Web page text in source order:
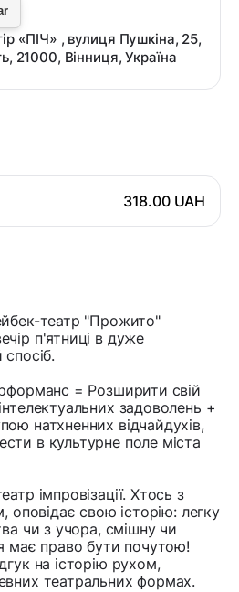
318.00 UAH
театр "Прожито"
п'ятниці в дуже
= Розширити свій
задоволень +
натхненних відчайдухів,
в культурне поле міста
імпровізації. Хтось з
оповідає свою історію: легку
чи з учора, смішну чи
має право бути почутою!
на історію рухом,
театральних формах.
«ПІЧ» , вулиця Пушкіна, 25,
21000, Вінниця, Україна